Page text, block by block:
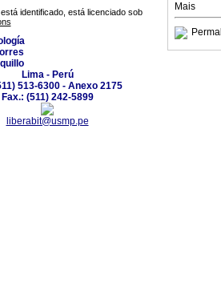
Mais
identificado, está licenciado sob
Lima - Perú
513-6300 - Anexo 2175
Fax.: (511) 242-5899
liberabit@usmp.pe